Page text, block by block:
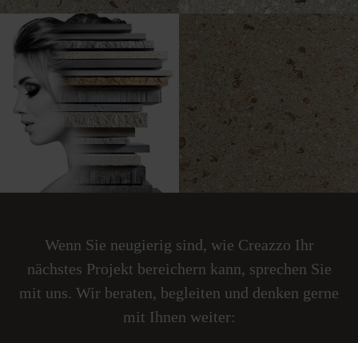
Wenn Sie neugierig sind, wie Creazzo Ihr
nächstes Projekt bereichern kann, sprechen Sie
mit uns. Wir beraten, begleiten und denken gerne
mit Ihnen weiter: